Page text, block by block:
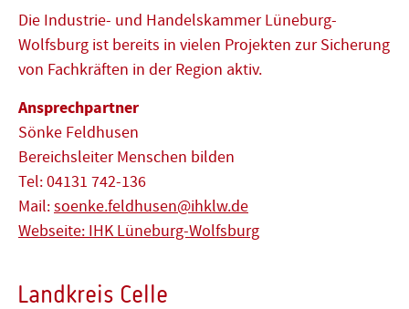
Die Industrie- und Handelskammer Lüneburg-
Wolfsburg ist bereits in vielen Projekten zur Sicherung
von Fachkräften in der Region aktiv.
Ansprechpartner
Sönke Feldhusen
Bereichsleiter Menschen bilden
Tel: 04131 742-136
Mail:soenke.feldhusen@ihklw.de
Webseite: IHK Lüneburg-Wolfsburg
Landkreis Celle